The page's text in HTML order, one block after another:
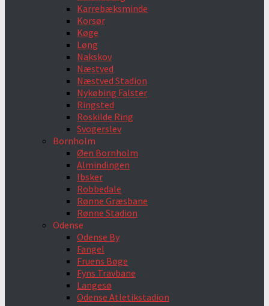
Karrebæksminde
Korsør
Køge
Løng
Nakskov
Næstved
Næstved Stadion
Nykøbing Falster
Ringsted
Roskilde Ring
Svogerslev
Bornholm
Øen Bornholm
Almindingen
Ibsker
Robbedale
Rønne Græsbane
Rønne Stadion
Odense
Odense By
Fangel
Fruens Bøge
Fyns Travbane
Langesø
Odense Atletikstadion